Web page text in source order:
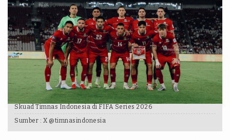
Skuad Timnas Indonesia di FIFA Series 2026
Sumber : X @timnasindonesia